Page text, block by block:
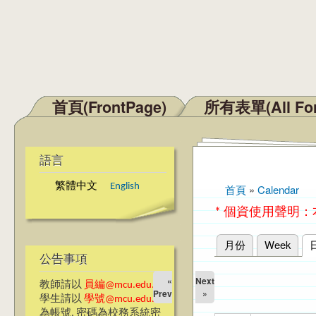
主選單
首頁(FrontPage) 所有表單(All
語言
繁體中文 English
公告事項
教師請以 員編@mcu.edu.tw
學生請以 學號@mcu.edu.tw
為帳號, 密碼為校務系統密
您在這裡
首頁 » Calendar
* 個資使用聲明
主要索引標籤
月份 Week
«
Prev
Next
»